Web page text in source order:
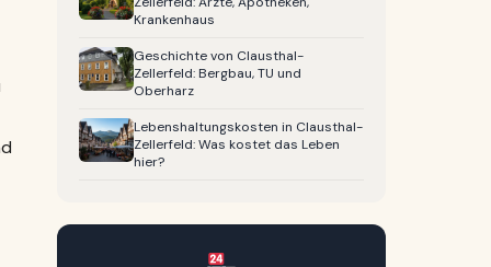
Krankenhaus
Geschichte von Clausthal-
Zellerfeld: Bergbau, TU und
Oberharz
Lebenshaltungskosten in Clausthal-
Zellerfeld: Was kostet das Leben
hier?